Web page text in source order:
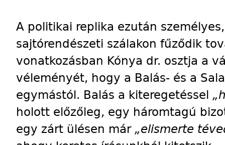
A politikai replika ezután
sajtórendészeti szálakon fűződik
vonatkozásban Kónya dr. osztja a
véleményét, hogy a Balás- és a
egymástól. Balás a kiteregetéssel
holott előzőleg, egy háromtagú
egy zárt ülésen már „elismerte